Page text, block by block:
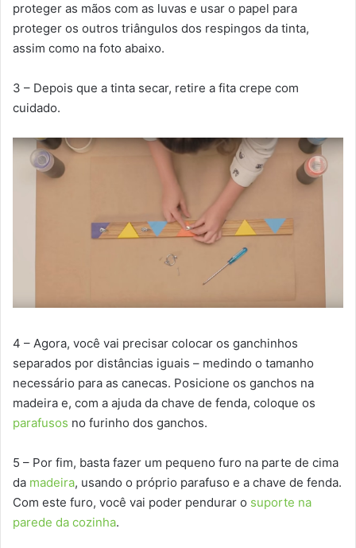
proteger as mãos com as luvas e usar o papel para
proteger os outros triângulos dos respingos da tinta,
assim como na foto abaixo.
3 – Depois que a tinta secar, retire a fita crepe com
cuidado.
4 – Agora, você vai precisar colocar os ganchinhos
separados por distâncias iguais – medindo o tamanho
necessário para as canecas. Posicione os ganchos na
madeira e, com a ajuda da chave de fenda, coloque os
parafusos no furinho dos ganchos.
5 – Por fim, basta fazer um pequeno furo na parte de cima
da madeira, usando o próprio parafuso e a chave de fenda.
Com este furo, você vai poder pendurar o suporte na
parede da cozinha.